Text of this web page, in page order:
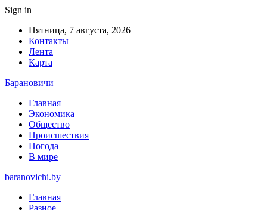
Sign in
Пятница, 7 августа, 2026
Контакты
Лента
Карта
Барановичи
Главная
Экономика
Общество
Происшествия
Погода
В мире
baranovichi.by
Главная
Разное